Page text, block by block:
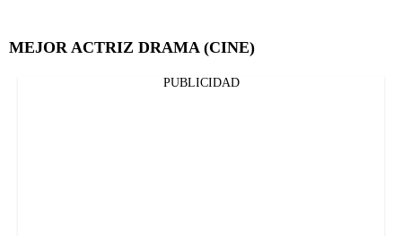
MEJOR ACTRIZ DRAMA (CINE)
PUBLICIDAD